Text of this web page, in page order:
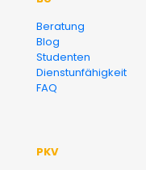
Beratung
Blog
Studenten
Dienstunfähigkeit
FAQ
PKV